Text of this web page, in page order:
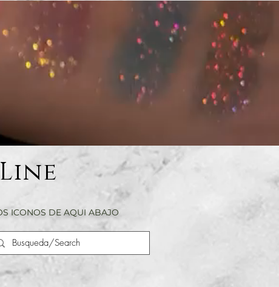
ICONOS DE AQUI ABAJO